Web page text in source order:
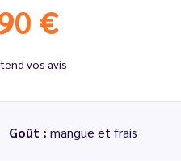
€
vos avis
Goût : mangue et frais